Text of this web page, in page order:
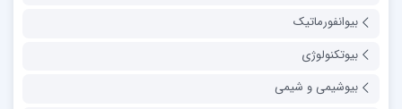
بیوانفورماتیک
بیوتکنولوژی
بیوشیمی و شیمی